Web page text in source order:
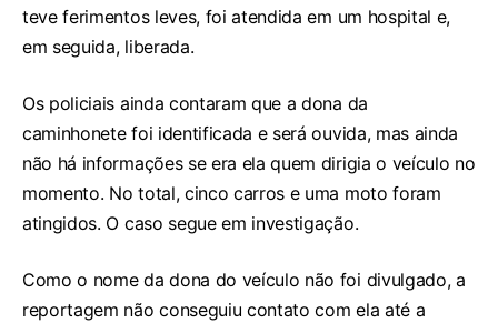
teve ferimentos leves, foi atendida em um hospital e,
em seguida, liberada.
Os policiais ainda contaram que a dona da
caminhonete foi identificada e será ouvida, mas ainda
não há informações se era ela quem dirigia o veículo no
momento. No total, cinco carros e uma moto foram
atingidos. O caso segue em investigação.
Como o nome da dona do veículo não foi divulgado, a
reportagem não conseguiu contato com ela até a